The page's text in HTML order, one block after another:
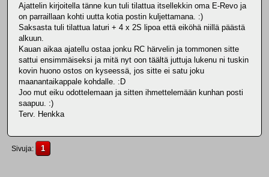
Ajattelin kirjoitella tänne kun tuli tilattua itsellekkin oma E-Revo ja
on parraillaan kohti uutta kotia postin kuljettamana. :)
Saksasta tuli tilattua laturi + 4 x 2S lipoa että eiköhä niillä päästä
alkuun.
Kauan aikaa ajatellu ostaa jonku RC härvelin ja tommonen sitte
sattui ensimmäiseksi ja mitä nyt oon täältä juttuja lukenu ni tuskin
kovin huono ostos on kyseessä, jos sitte ei satu joku
maanantaikappale kohdalle. :D
Joo mut eiku odottelemaan ja sitten ihmettelemään kunhan posti
saapuu. :)
Terv. Henkka
Sivuja 1